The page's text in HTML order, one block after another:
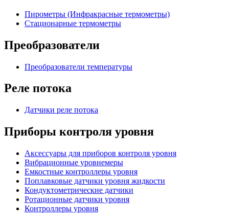
Пирометры (Инфракрасные термометры)
Стационарные термометры
Преобразователи
Преобразователи температуры
Реле потока
Датчики реле потока
Приборы контроля уровня
Аксессуары для приборов контроля уровня
Вибрационные уровнемеры
Емкостные контроллеры уровня
Поплавковые датчики уровня жидкости
Кондуктометрические датчики
Ротационные датчики уровня
Контроллеры уровня